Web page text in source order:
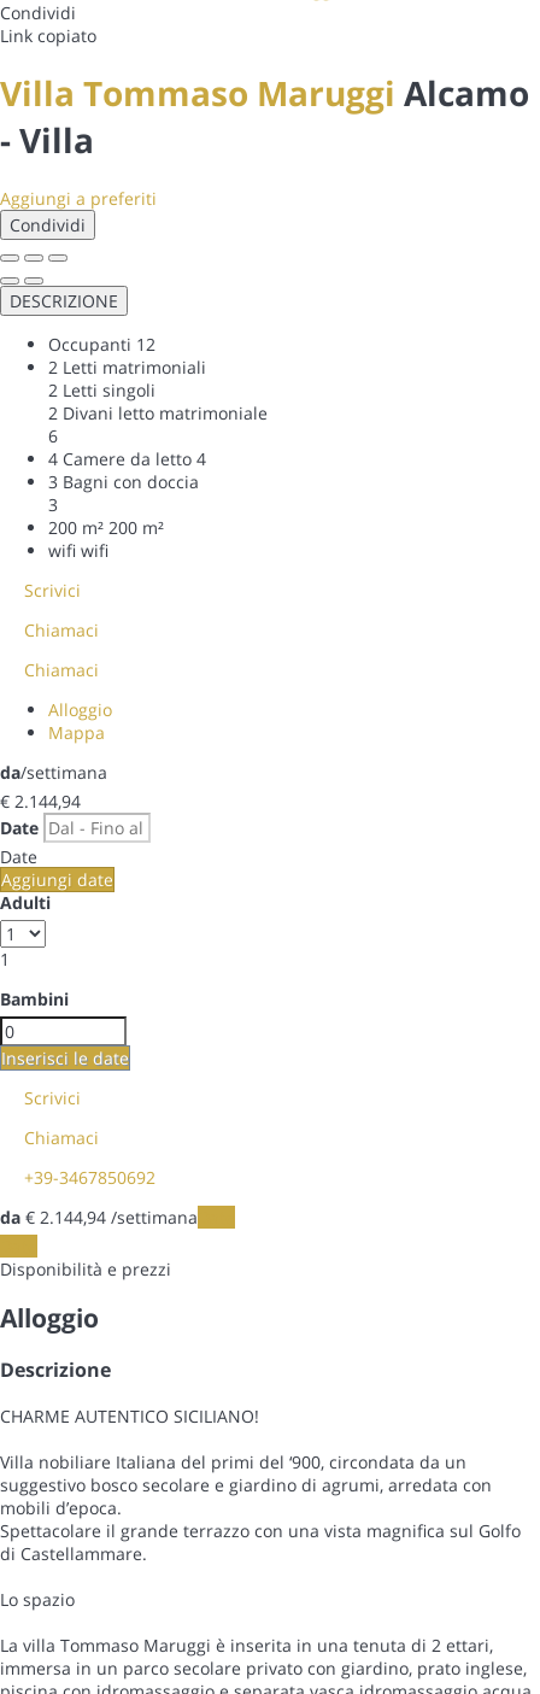
Condividi
Link copiato
Villa Tommaso Maruggi Alcamo
-Villa
Aggiungi a preferiti
Condividi
DESCRIZIONE
Occupanti 12
2 Letti matrimoniali
2 Letti singoli
2 Divani letto matrimoniale
6
4 Camere da letto 4
3 Bagni con doccia
3
200 m² 200 m²
wifi wifi
Scrivici
Chiamaci
Chiamaci
Alloggio
Mappa
da/settimana
€ 2.144,94
Date
Date
Aggiungi date
Adulti
1
Bambini
Inserisci le date
Scrivici
Chiamaci
+39-3467850692
da € 2.144,94 /settimana
Disponibilità e prezzi
Alloggio
Descrizione
CHARME AUTENTICO SICILIANO!
Villa nobiliare Italiana del primi del ‘900, circondata da un
suggestivo bosco secolare e giardino di agrumi, arredata con
mobili d’epoca.
Spettacolare il grande terrazzo con una vista magnifica sul Golfo
di Castellammare.
Lo spazio
La villa Tommaso Maruggi è inserita in una tenuta di 2 ettari,
immersa in un parco secolare privato con giardino, prato inglese,